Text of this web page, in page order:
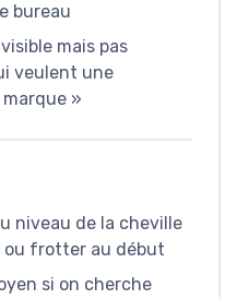
bureau
mais pas
veulent une
»
niveau de la cheville
ou frotter au début
si on cherche